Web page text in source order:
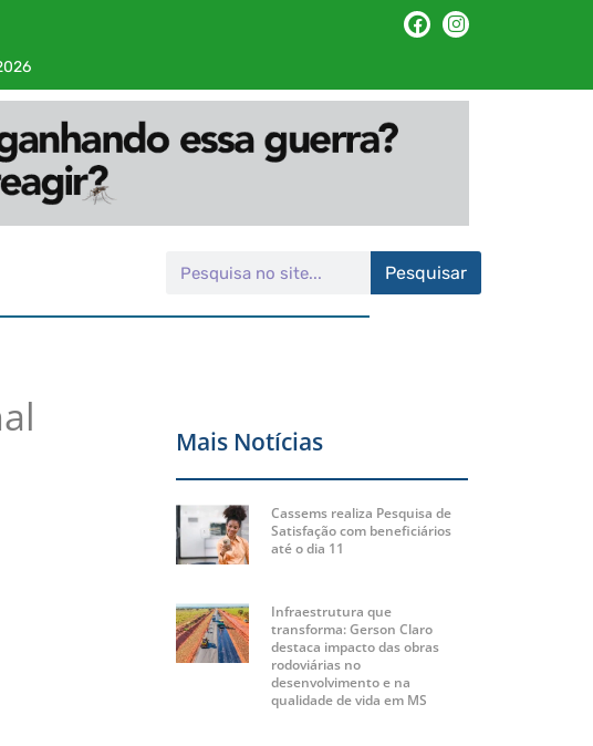
Pesquisar
Mais Notícias
Cassems realiza Pesquisa de
Satisfação com beneficiários
até o dia 11
Infraestrutura que
transforma: Gerson Claro
destaca impacto das obras
rodoviárias no
desenvolvimento e na
qualidade de vida em MS